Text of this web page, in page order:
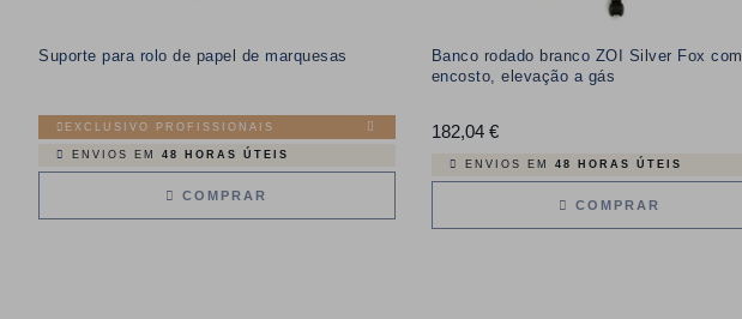
Suporte para rolo de papel de marquesas
EXCLUSIVO PROFISSIONAIS
ENVIOS EM 48 HORAS ÚTEIS
COMPRAR
Banco rodado branco ZOI Silver Fox com
encosto, elevação a gás
182,04 €Preço
ENVIOS EM 48 HORAS ÚTEIS
COMPRAR